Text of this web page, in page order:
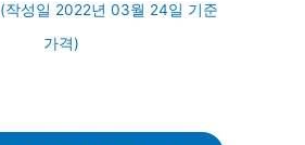
(작성일 2022년 03월 24일 기준
가격)